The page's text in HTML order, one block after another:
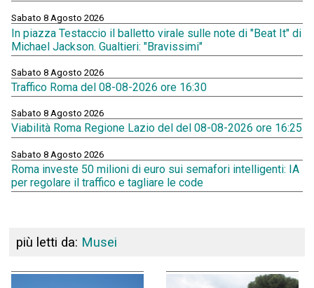
Sabato 8 Agosto 2026
In piazza Testaccio il balletto virale sulle note di "Beat It" di
Michael Jackson. Gualtieri: "Bravissimi"
Sabato 8 Agosto 2026
Traffico Roma del 08-08-2026 ore 16:30
Sabato 8 Agosto 2026
Viabilità Roma Regione Lazio del del 08-08-2026 ore 16:25
Sabato 8 Agosto 2026
Roma investe 50 milioni di euro sui semafori intelligenti: IA
per regolare il traffico e tagliare le code
più letti da: Musei